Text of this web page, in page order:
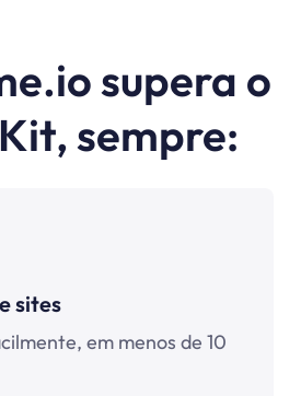
supera o
sempre:
sites
em menos de 10